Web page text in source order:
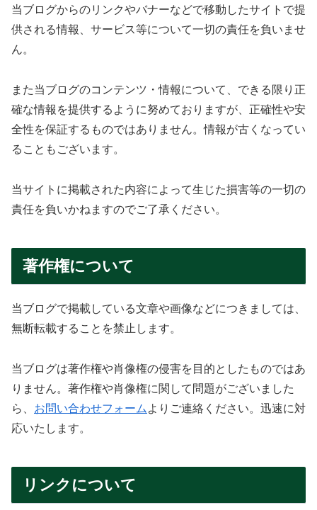
当ブログからのリンクやバナーなどで移動したサイトで提
供される情報、サービス等について一切の責任を負いませ
ん。
また当ブログのコンテンツ・情報について、できる限り正
確な情報を提供するように努めておりますが、正確性や安
全性を保証するものではありません。情報が古くなってい
ることもございます。
当サイトに掲載された内容によって生じた損害等の一切の
責任を負いかねますのでご了承ください。
著作権について
当ブログで掲載している文章や画像などにつきましては、
無断転載することを禁止します。
当ブログは著作権や肖像権の侵害を目的としたものではあ
りません。著作権や肖像権に関して問題がございました
ら、 お問い合わせフォーム よりご連絡ください。迅速に対
応いたします。
リンクについて